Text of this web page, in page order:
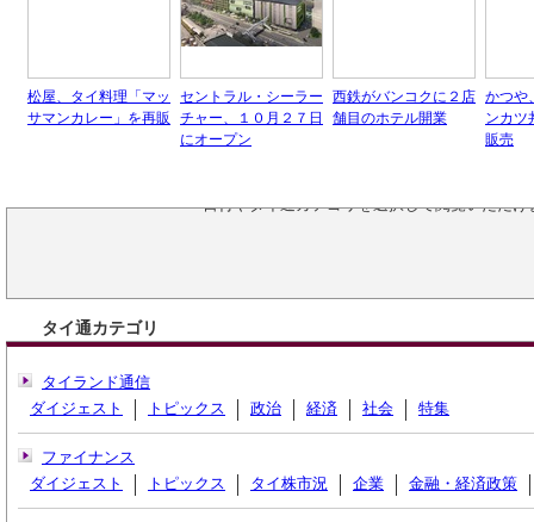
松屋、タイ料理「マッ
サマンカレー」を再販
セントラル・シーラー
チャー、１０月２７日
にオープン
西鉄がバンコクに２店
舗目のホテル開業
かつや
ンカツ
販売
日付やタイ通カテゴリを選択して閲覧いただけ
タイ通カテゴリ
タイランド通信
ダイジェスト
トピックス 政治 経済 社会 特集
ファイナンス
ダイジェスト
トピックス タイ株市況 企業 金融・経済政策